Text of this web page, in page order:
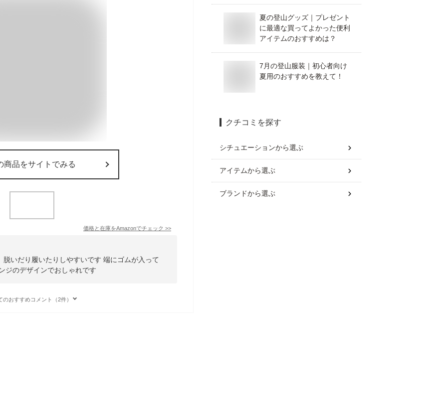
商品をサイトでみる
価格と在庫をAmazonでチェック >>
いだり履いたりしやすいです 端にゴムが入って
ジのデザインでおしゃれです
のおすすめコメント（2件）
夏の登山グッズ｜プレゼント
に最適な買ってよかった便利
アイテムのおすすめは？
7月の登山服装｜初心者向け
夏用のおすすめを教えて！
クチコミを探す
シチュエーションから選ぶ
アイテムから選ぶ
ブランドから選ぶ